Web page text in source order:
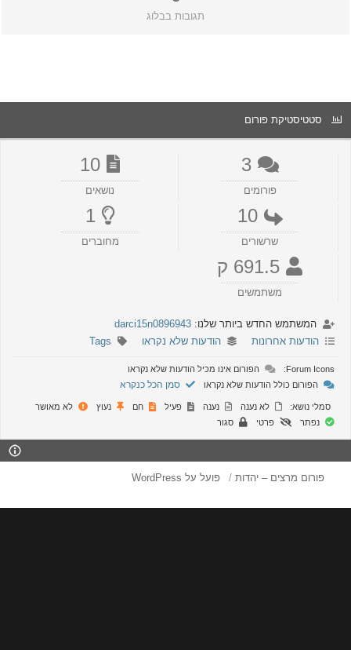
תגובות בבלוג
סטטיסטיקת פורום
3
פורומים
10
נושאים
10
שרשורים
1
מחוברים
691.5 ק
משתמשים
המשתמש החדש ביותר שלנו:darci15n0896943
הודעות אחרונות
הודעות שלא נקראו Tags
Forum
הפורום אינו מכיל הודעות שלא נקראו
הפורום כולל הודעות שלא נקראו
סמן הכל כנקרא
סמלי נושא: לא נענה נענה פעיל חם נעוץ
לא מאושר
נפתר
פרטי סגור
פורום מרצים – יהדות פועל על WordPress